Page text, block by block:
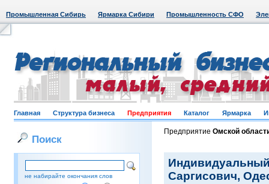
Промышленная Сибирь Ярмарка Сибири Промышленность СФО
Главная Структура бизнеса Предприятия Каталог Ярмарка
Поиск
не набирайте окончания слов
Предприятие Омской
Саргисович,